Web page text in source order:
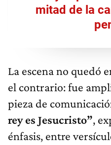
mitad de la
La escena no quedó
el contrario: fue
pieza de
rey es Jesucristo”,
énfasis, entre